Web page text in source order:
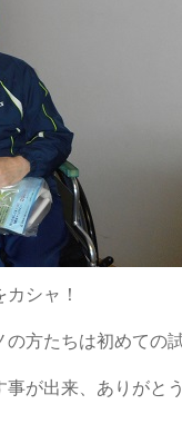
シャ！
方たちは初めての試
が出来、ありがと